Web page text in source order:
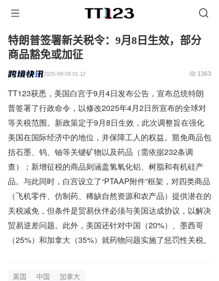
特朗普签署新关税令：9月8日生效，部分
商品豁免或加征
2025-09-09 01:12 1363
TT123获悉，美国白宫于9月4日发布公告，宣布总统特朗
普签署了行政命令，以修改2025年4月2日所宣布的全球对
等关税范围。新政策定于9月8日生效，此次调整旨在强化
美国在国际经济中的地位，并保障工人的权益。豁免商品包
括石墨、钨、铀等关键矿物以及药品（需依据232条调
查）；新增征税的商品则涵盖氢氧化铝、树脂和有机硅产
品。与此同时，白宫设立了“PTAAP附件”框架，对四类商品
（飞机零件、仿制药、稀缺自然资源和农产品）提供潜在的
关税减免，但条件是贸易伙伴必须与美国达成协议，以解决
贸易逆差问题。此外，美国还针对中国（20%）、墨西哥
（25%）和加拿大（35%）就药物问题实施了惩罚性关税。
美国 中国 加拿大